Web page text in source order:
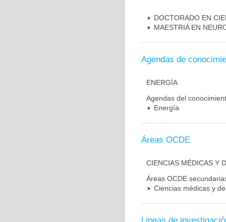
DOCTORADO EN
MAESTRIA EN
Agendas de
ENERGÍA
Agendas del
Energía
Áreas OCDE
CIENCIAS MÉDICAS Y
Áreas OCDE
Ciencias médicas y